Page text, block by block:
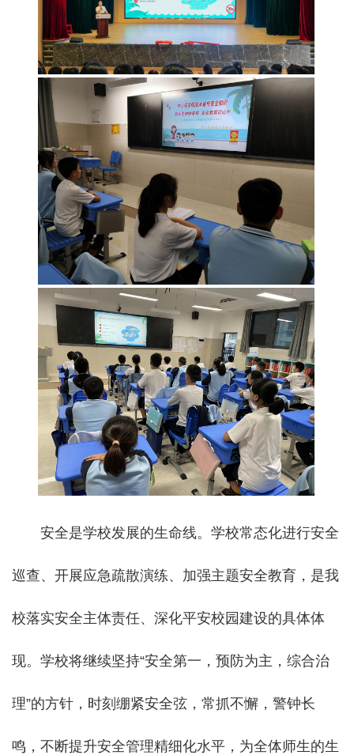
安全是学校发展的生命线。学校常态化进行安全
巡查、开展应急疏散演练、加强主题安全教育，是我
校落实安全主体责任、深化平安校园建设的具体体
现。学校将继续坚持“安全第一，预防为主，综合治
理”的方针，时刻绷紧安全弦，常抓不懈，警钟长
鸣，不断提升安全管理精细化水平，为全体师生的生